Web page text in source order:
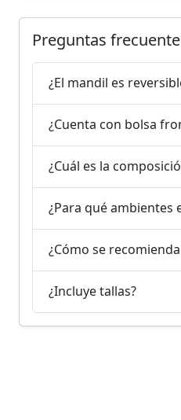
Preguntas
¿El mandil es
¿Cuenta con bolsa
¿Cuál es la
¿Para qué ambientes
¿Cómo se
¿Incluye tallas?